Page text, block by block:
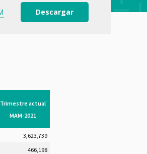
Descargar
Trimestre actual
MAM-2021
3,623,739
466,198